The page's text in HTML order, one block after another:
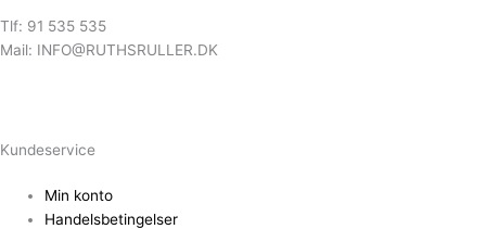
Tlf: 91 535 535
Mail: INFO@RUTHSRULLER.DK
Kundeservice
Min konto
Handelsbetingelser